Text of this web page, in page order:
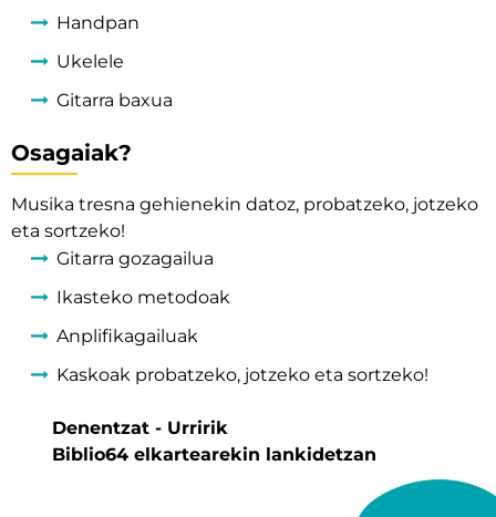
Handpan
Ukelele
Gitarra baxua
Osagaiak?
Musika tresna gehienekin datoz, probatzeko, jotzeko
eta sortzeko!
Gitarra gozagailua
Ikasteko metodoak
Anplifikagailuak
Kaskoak probatzeko, jotzeko eta sortzeko!
Denentzat - Urririk
Biblio64 elkartearekin lankidetzan